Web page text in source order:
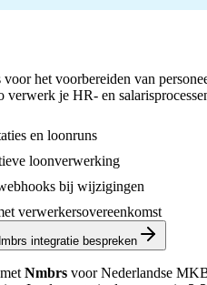
het voorbereiden van
verwerk je HR- en
en loonruns
loonverwerking
bij wijzigingen
verwerkersovereenkomst
integratie bespreken
Nmbrs voor Nederlandse